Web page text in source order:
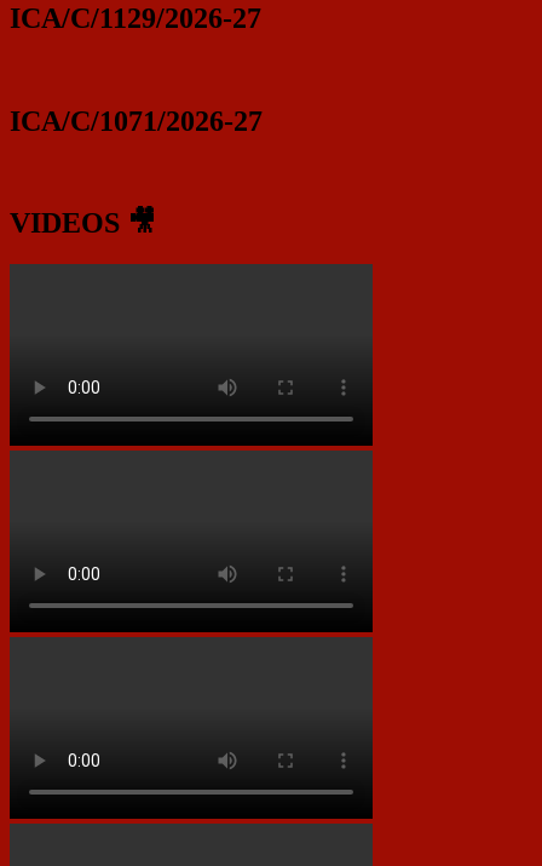
ICA/C/1129/2026-27
ICA/C/1071/2026-27
VIDEOS 🎥